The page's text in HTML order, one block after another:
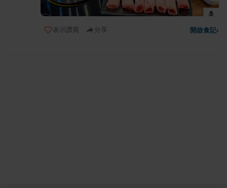
表示讚賞 分享 開啟食記›